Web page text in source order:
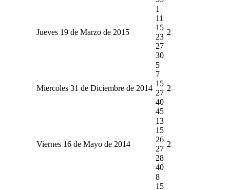
Jueves 19 de Marzo de 2015
1
11
15
23
27
30
2
Miercoles 31 de Diciembre de 2014
5
7
15
27
40
45
2
Viernes 16 de Mayo de 2014
13
15
26
27
28
40
2
8
15